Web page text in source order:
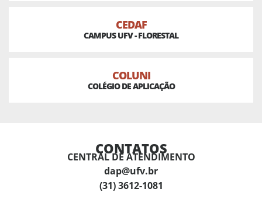
CEDAF
CAMPUS UFV - FLORESTAL
COLUNI
COLÉGIO DE APLICAÇÃO
CONTATOS
CENTRAL DE ATENDIMENTO
dap@ufv.br
(31) 3612-1081